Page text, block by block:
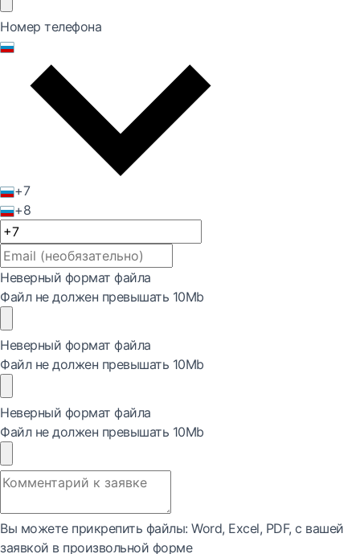
Номер телефона
+7
+8
Неверный формат файла
Файл не должен превышать 10Mb
Неверный формат файла
Файл не должен превышать 10Mb
Неверный формат файла
Файл не должен превышать 10Mb
Вы можете прикрепить файлы: Word, Exсel, PDF, с вашей
заявкой в произвольной форме